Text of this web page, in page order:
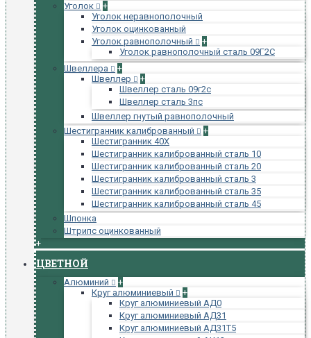
Уголок
+
Уголок неравнополочный
Уголок оцинкованный
Уголок равнополочный
+
Уголок равнополочный сталь 09Г2С
Швеллера
+
Швеллер
+
Швеллер сталь 09г2с
Швеллер сталь 3пс
Швеллер гнутый равнополочный
Шестигранник калиброванный
+
Шестигранник 40Х
Шестигранник калиброванный сталь 10
Шестигранник калиброванный сталь 20
Шестигранник калиброванный сталь 3
Шестигранник калиброванный сталь 35
Шестигранник калиброванный сталь 45
Шпонка
Штрипс оцинкованный
+
ЦВЕТНОЙ
Алюминий
+
Круг алюминиевый
+
Круг алюминиевый АД0
Круг алюминиевый АД31
Круг алюминиевый АД31Т5